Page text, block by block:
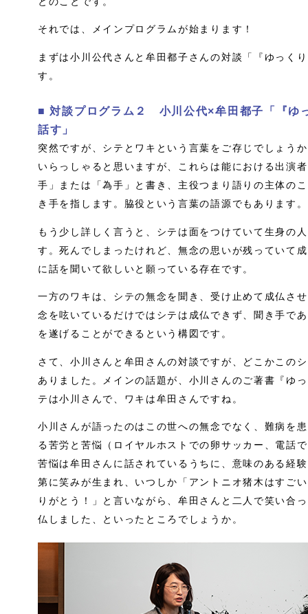
それでは、メインプログラムが始まります！
まずは小川公代さんと牟田都子さんの対談「『ゆっく
す。
■ 対談プログラム２ 小川公代×牟田都子「『ゆ
話す」
突然ですが、シテとワキという言葉をご存じでしょう
いらっしゃると思いますが、これらは能における出演
手」または「為手」と書き、主役つまり語りの主体の
き手を指します。脇役という言葉の語源でもあります。
もう少し詳しく言うと、シテは面をつけていて生身の
す。死んでしまったけれど、無念の思いが残っていて
に話を聞いて欲しいと願っている存在です。
一方のワキは、シテの無念を聞き、受け止めて成仏さ
念を呟いているだけではシテは成仏できず、聞き手で
を遂げることができるという構図です。
さて、小川さんと牟田さんの対談ですが、どこかこの
ありました。メインの話題が、小川さんのご著書『ゆ
テは小川さんで、ワキは牟田さんですね。
小川さんが語ったのはこの世への無念でなく、難病を
る苦労と苦悩（ロイヤルホストでの卵サッカー、電話
苦悩は牟田さんに話されているうちに、意味のある経
第に笑みが生まれ、いつしか「アントニオ猪木はすご
りがとう！」と言いながら、牟田さんと二人で笑い合
仏しました、といったところでしょうか。